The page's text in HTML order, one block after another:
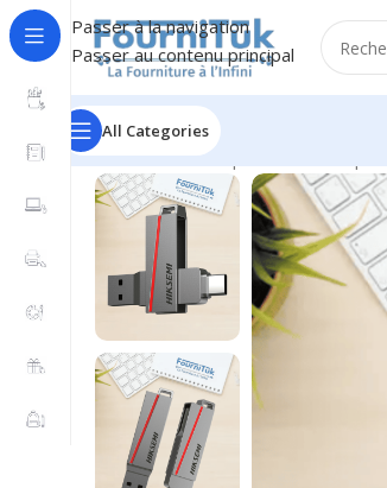
Passer à la navigation
Passer au contenu principal
All Categories
Accueil/Informatique & Bureautique